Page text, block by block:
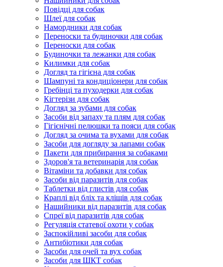
Повідці для собак
Шлеї для собак
Намордники для собак
Переноски та будиночки для собак
Переноски для собак
Будиночки та лежанки для собак
Килимки для собак
Догляд та гігієна для собак
Шампуні та кондиціонери для собак
Гребінці та пуходерки для собак
Кігтерізи для собак
Догляд за зубами для собак
Засоби від запаху та плям для собак
Гігієнічні пелюшки та пояси для собак
Догляд за очима та вухами для собак
Засоби для догляду за лапами собак
Пакети для прибирання за собаками
Здоров'я та ветеринарія для собак
Вітаміни та добавки для собак
Засоби від паразитів для собак
Таблетки від глистів для собак
Краплі від бліх та кліщів для собак
Нашийники від паразитів для собак
Спреї від паразитів для собак
Регуляція статевої охоти у собак
Заспокійливі засоби для собак
Антибіотики для собак
Засоби для очей та вух собак
Засоби для ШКТ собак